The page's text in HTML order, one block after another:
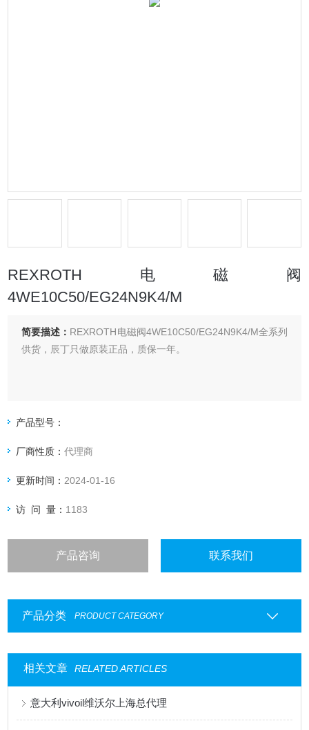
REXROTH电磁阀
4WE10C50/EG24N9K4/M
简要描述： REXROTH电磁阀4WE10C50/EG24N9K4/M全系列
供货，辰丁只做原装正品，质保一年。
产品型号：
厂商性质：代理商
更新时间： 2024-01-16
访 问 量： 1183
产品咨询 联系我们
产品分类 PRODUCT CATEGORY
相关文章 RELATED ARTICLES
意大利vivoil维沃尔上海总代理